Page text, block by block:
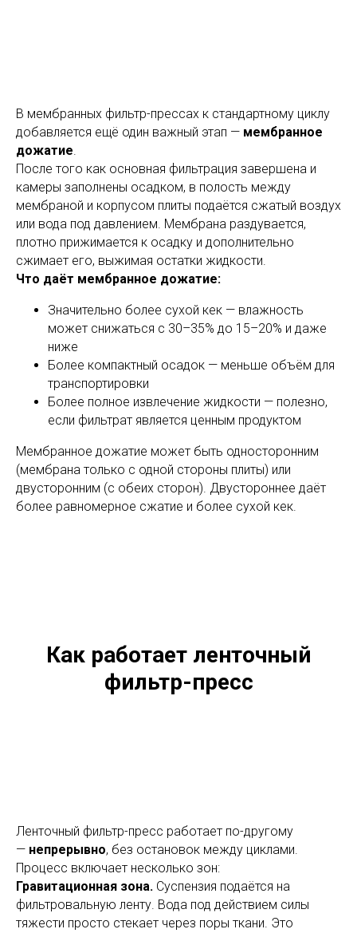
В мембранных фильтр-прессах к стандартному циклу
добавляется ещё один важный этап — мембранное
дожатие.
После того как основная фильтрация завершена и
камеры заполнены осадком, в полость между
мембраной и корпусом плиты подаётся сжатый воздух
или вода под давлением. Мембрана раздувается,
плотно прижимается к осадку и дополнительно
сжимает его, выжимая остатки жидкости.
Что даёт мембранное дожатие:
Значительно более сухой кек — влажность
может снижаться с 30–35% до 15–20% и даже
ниже
Более компактный осадок — меньше объём для
транспортировки
Более полное извлечение жидкости — полезно,
если фильтрат является ценным продуктом
Мембранное дожатие может быть односторонним
(мембрана только с одной стороны плиты) или
двусторонним (с обеих сторон). Двустороннее даёт
более равномерное сжатие и более сухой кек.
Как работает ленточный
фильтр-пресс
Ленточный фильтр-пресс работает по-другому
— непрерывно, без остановок между циклами.
Процесс включает несколько зон:
Гравитационная зона. Суспензия подаётся на
фильтровальную ленту. Вода под действием силы
тяжести просто стекает через поры ткани. Это